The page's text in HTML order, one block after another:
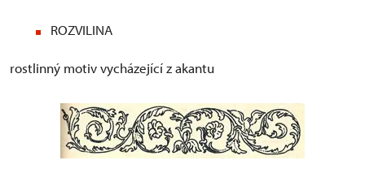
ROZVILINA
rostlinný motiv vycházející z akantu